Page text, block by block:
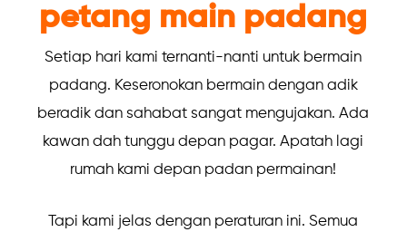
petang main padang
Setiap hari kami ternanti-nanti untuk bermain
padang. Keseronokan bermain dengan adik
beradik dan sahabat sangat mengujakan. Ada
kawan dah tunggu depan pagar. Apatah lagi
rumah kami depan padan permainan!
Tapi kami jelas dengan peraturan ini. Semua